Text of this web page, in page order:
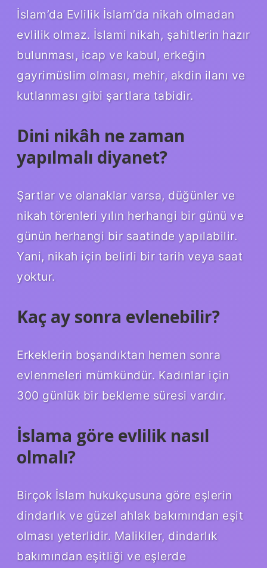
İslam’da Evlilik İslam’da nikah olmadan
evlilik olmaz. İslami nikah, şahitlerin hazır
bulunması, icap ve kabul, erkeğin
gayrimüslim olması, mehir, akdin ilanı ve
kutlanması gibi şartlara tabidir.
Dini nikâh ne zaman
yapılmalı diyanet?
Şartlar ve olanaklar varsa, düğünler ve
nikah törenleri yılın herhangi bir günü ve
günün herhangi bir saatinde yapılabilir.
Yani, nikah için belirli bir tarih veya saat
yoktur.
Kaç ay sonra evlenebilir?
Erkeklerin boşandıktan hemen sonra
evlenmeleri mümkündür. Kadınlar için
300 günlük bir bekleme süresi vardır.
İslama göre evlilik nasıl
olmalı?
Birçok İslam hukukçusuna göre eşlerin
dindarlık ve güzel ahlak bakımından eşit
olması yeterlidir. Malikiler, dindarlık
bakımından eşitliği ve eşlerde